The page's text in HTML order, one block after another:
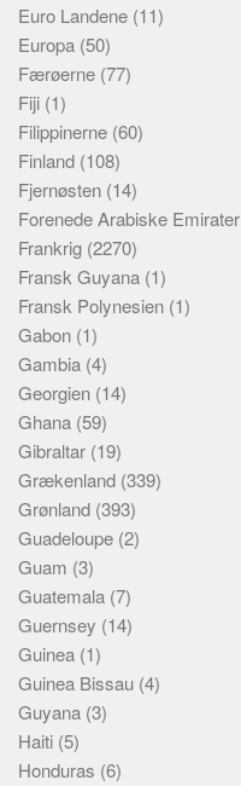
Euro Landene (11)
Europa (50)
Færøerne (77)
Fiji (1)
Filippinerne (60)
Finland (108)
Fjernøsten (14)
Forenede Arabiske Emirater
Frankrig (2270)
Fransk Guyana (1)
Fransk Polynesien (1)
Gabon (1)
Gambia (4)
Georgien (14)
Ghana (59)
Gibraltar (19)
Grækenland (339)
Grønland (393)
Guadeloupe (2)
Guam (3)
Guatemala (7)
Guernsey (14)
Guinea (1)
Guinea Bissau (4)
Guyana (3)
Haiti (5)
Honduras (6)